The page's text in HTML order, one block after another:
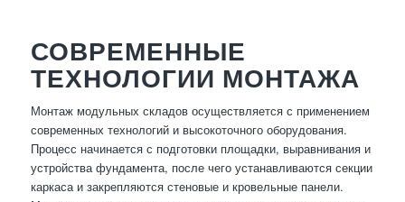
СОВРЕМЕННЫЕ
ТЕХНОЛОГИИ МОНТАЖА
Монтаж модульных складов осуществляется с применением
современных технологий и высокоточного оборудования.
Процесс начинается с подготовки площадки, выравнивания и
устройства фундамента, после чего устанавливаются секции
каркаса и закрепляются стеновые и кровельные панели.